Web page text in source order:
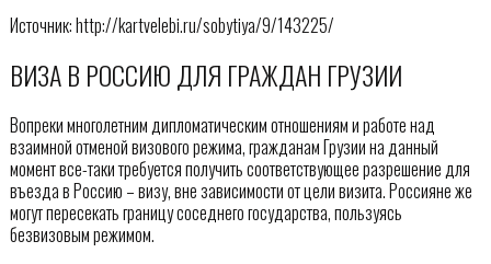
Источник: http://kartvelebi.ru/sobytiya/9/143225/
ВИЗА В РОССИЮ ДЛЯ ГРАЖДАН ГРУЗИИ
Вопреки многолетним дипломатическим отношениям и работе над
взаимной отменой визового режима, гражданам Грузии на данный
момент все-таки требуется получить соответствующее разрешение для
въезда в Россию – визу, вне зависимости от цели визита. Россияне же
могут пересекать границу соседнего государства, пользуясь
безвизовым режимом.